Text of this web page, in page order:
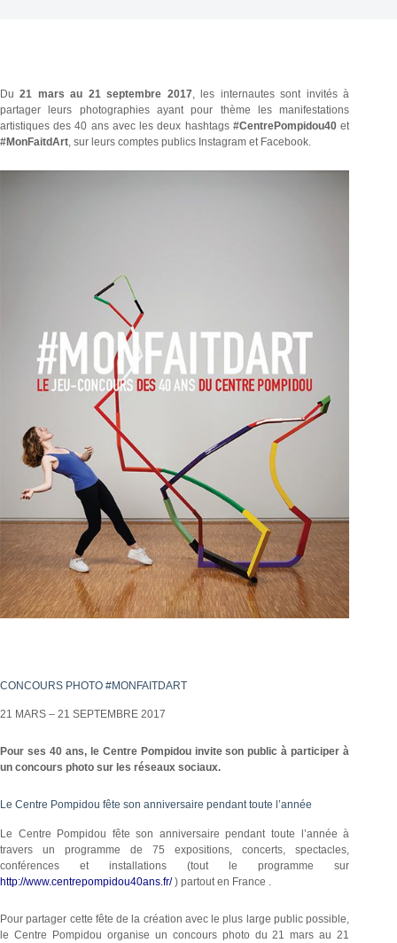
Du21 mars au 21 septembre 2017, les internautes sont invités à
partager leurs photographies ayant pour thème les manifestations
artistiques des 40 ans avec les deux hashtags #CentrePompidou40 et
#MonFaitdArt, sur leurs comptes publics Instagram et Facebook.
CONCOURS PHOTO #MONFAITDART
21 MARS – 21 SEPTEMBRE 2017
Pour ses 40 ans, le Centre Pompidou invite son public à participer à
un concours photo sur les réseaux sociaux.
Le Centre Pompidou fête son anniversaire pendant toute l’année
Le Centre Pompidou fête son anniversaire pendant toute l’année à
travers un programme de 75 expositions, concerts, spectacles,
conférences et installations (tout le programme sur
http://www.centrepompidou40ans.fr/) partout en France .
Pour partager cette fête de la création avec le plus large public possible,
le Centre Pompidou organise un concours photo du 21 mars au 21